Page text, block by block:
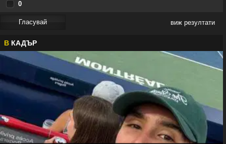
0
виж резултати
В КАДЪР